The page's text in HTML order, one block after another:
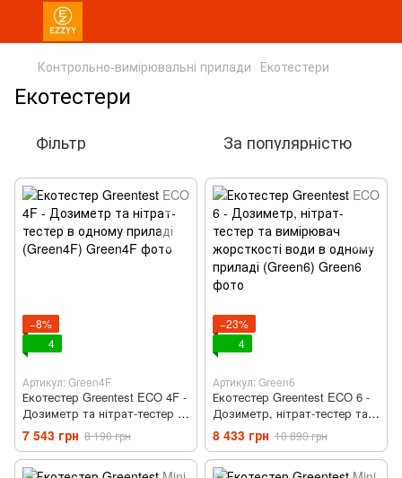
Контрольно-вимірювальні прилади Екотестери
Екотестери
Фільтр За популярністю
−8%
4
Артикул: Green4F
Екотестер Greentest ECO 4F -
Дозиметр та нітрат-тестер в
одному приладі (Green4F)
7 543 грн 8 190 грн
−23%
4
Артикул: Green6
Екотестер Greentest ECO 6 -
Дозиметр, нітрат-тестер та
вимірювач жорсткості води
в одному приладі (Green6)
8 433 грн 10 890 грн